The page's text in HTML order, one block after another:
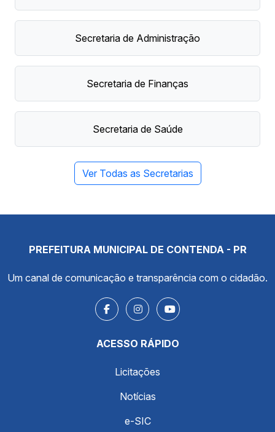
Secretaria de Administração
Secretaria de Finanças
Secretaria de Saúde
Ver Todas as Secretarias
PREFEITURA MUNICIPAL DE CONTENDA - PR
Um canal de comunicação e transparência com o cidadão.
ACESSO RÁPIDO
Licitações
Notícias
e-SIC